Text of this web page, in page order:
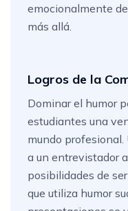
emocionalmente
más allá.
Logros de la
Dominar el humor
estudiantes una
mundo profesional.
a un entrevistador
posibilidades de
que utiliza humor